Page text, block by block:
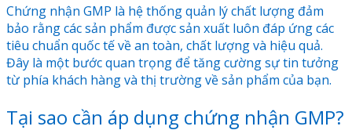
Chứng nhận GMP là hệ thống quản lý chất lượng đảm
bảo rằng các sản phẩm được sản xuất luôn đáp ứng các
tiêu chuẩn quốc tế về an toàn, chất lượng và hiệu quả.
Đây là một bước quan trọng để tăng cường sự tin tưởng
từ phía khách hàng và thị trường về sản phẩm của bạn.
Tại sao cần áp dụng chứng nhận GMP?